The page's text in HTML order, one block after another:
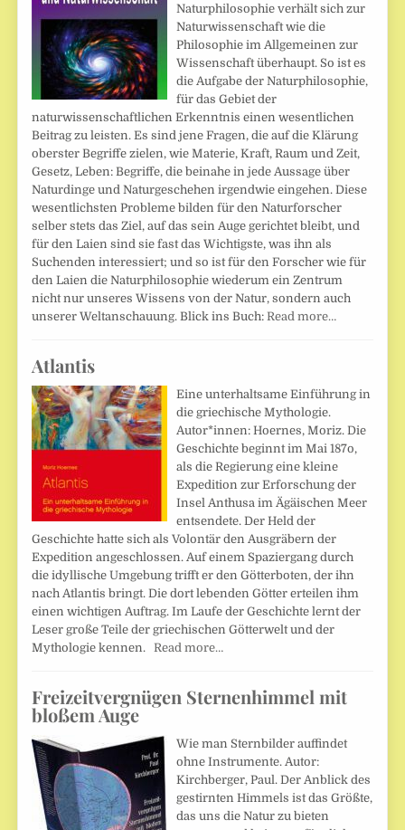
Naturphilosophie verhält sich zur
Naturwissenschaft wie die
Philosophie im Allgemeinen zur
Wissenschaft überhaupt. So ist es
die Aufgabe der Naturphilosophie,
für das Gebiet der
naturwissenschaftlichen Erkenntnis einen wesentlichen
Beitrag zu leisten. Es sind jene Fragen, die auf die Klärung
oberster Begriffe zielen, wie Materie, Kraft, Raum und Zeit,
Gesetz, Leben: Begriffe, die beinahe in jede Aussage über
Naturdinge und Naturgeschehen irgendwie eingehen. Diese
wesentlichsten Probleme bilden für den Naturforscher
selber stets das Ziel, auf das sein Auge gerichtet bleibt, und
für den Laien sind sie fast das Wichtigste, was ihn als
Suchenden interessiert; und so ist für den Forscher wie für
den Laien die Naturphilosophie wiederum ein Zentrum
nicht nur unseres Wissens von der Natur, sondern auch
unserer Weltanschauung. Blick ins Buch: Read more…
Atlantis
Eine unterhaltsame Einführung in
die griechische Mythologie.
Autor*innen: Hoernes, Moriz. Die
Geschichte beginnt im Mai 187o,
als die Regierung eine kleine
Expedition zur Erforschung der
Insel Anthusa im Ägäischen Meer
entsendete. Der Held der
Geschichte hatte sich als Volontär den Ausgräbern der
Expedition angeschlossen. Auf einem Spaziergang durch
die idyllische Umgebung trifft er den Götterboten, der ihn
nach Atlantis bringt. Die dort lebenden Götter erteilen ihm
einen wichtigen Auftrag. Im Laufe der Geschichte lernt der
Leser große Teile der griechischen Götterwelt und der
Mythologie kennen. Read more…
Freizeitvergnügen Sternenhimmel mit
bloßem Auge
Wie man Sternbilder auffindet
ohne Instrumente. Autor:
Kirchberger, Paul. Der Anblick des
gestirnten Himmels ist das Größte,
das uns die Natur zu bieten